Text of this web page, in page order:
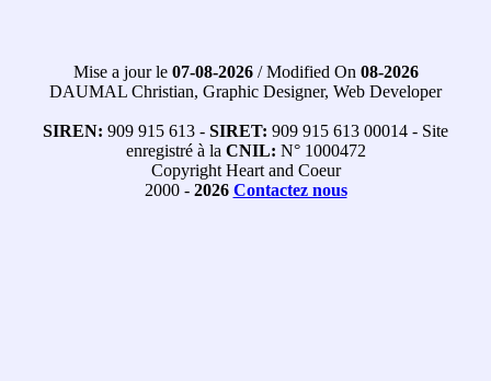
Mise a jour le 07-08-2026/ Modified On 08-2026
DAUMAL Christian, Graphic Designer, Web Developer
SIREN: 909 915 613 - SIRET: 909 915 613 00014 - Site
enregistré à la CNIL: N° 1000472
Copyright Heart and Coeur
2000 - 2026 Contactez nous